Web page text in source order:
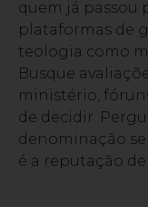
quem já passou
plataformas de
teologia como
Busque
ministério,
de decidir.
denominação
é a reputação